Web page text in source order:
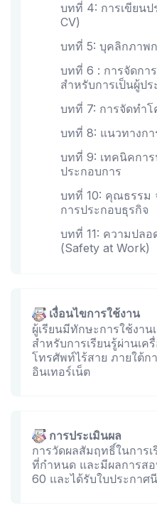
บทที่ 4: การเขียนป
CV)
บทที่ 5: บุคลิกภาพ
บทที่ 6 : การจัดกา
สำหรับการเป็นผู้ป
บทที่ 7: การจัดทำโ
บทที่ 8: แนวทางกา
บทที่ 9: เทคนิคการ
ประกอบการ
บทที่ 10: คุณธรรม
การประกอบธุรกิจ
บทที่ 11: ความปล
(Safety at Work)
เงื่อนไขการใช้งาน
ผู้เรียนมีทักษะการใช้งา
สำหรับการเรียนรู้ผ่านเค
โทรศัพท์ไร้สาย ภายใต้ก
อินเทอร์เน็ต
การประเมินผล
การวัดผลสัมฤทธิ์ในการ
ที่กำหนด และมีผลการสอ
60 และได้รับใบประกาศ